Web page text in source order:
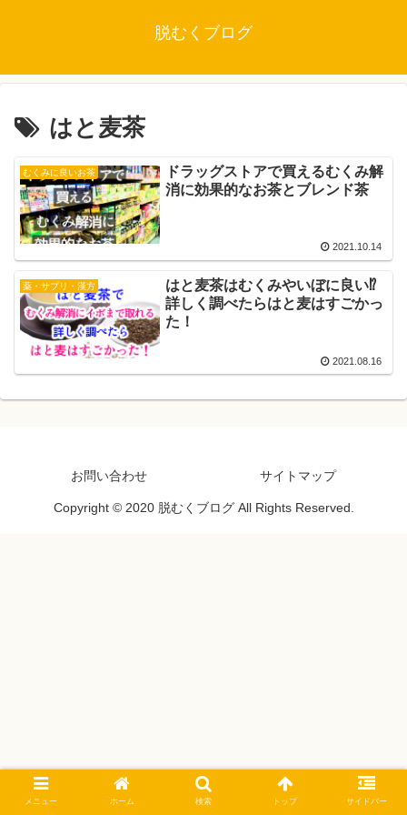
脱むくブログ
はと麦茶
むくみに良いお茶
ドラッグストアで買えるむくみ解
消に効果的なお茶とブレンド茶
2021.10.14
薬・サプリ・漢方
はと麦茶はむくみやいぼに良い⁉︎
詳しく調べたらはと麦はすごかっ
た！
2021.08.16
お問い合わせ サイトマップ
Copyright © 2020 脱むくブログ All Rights Reserved.
メニュー ホーム 検索 トップ サイドバー